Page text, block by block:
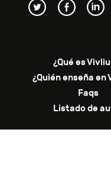
¿Qué es
¿Quién enseña en
Faqs
Listado de